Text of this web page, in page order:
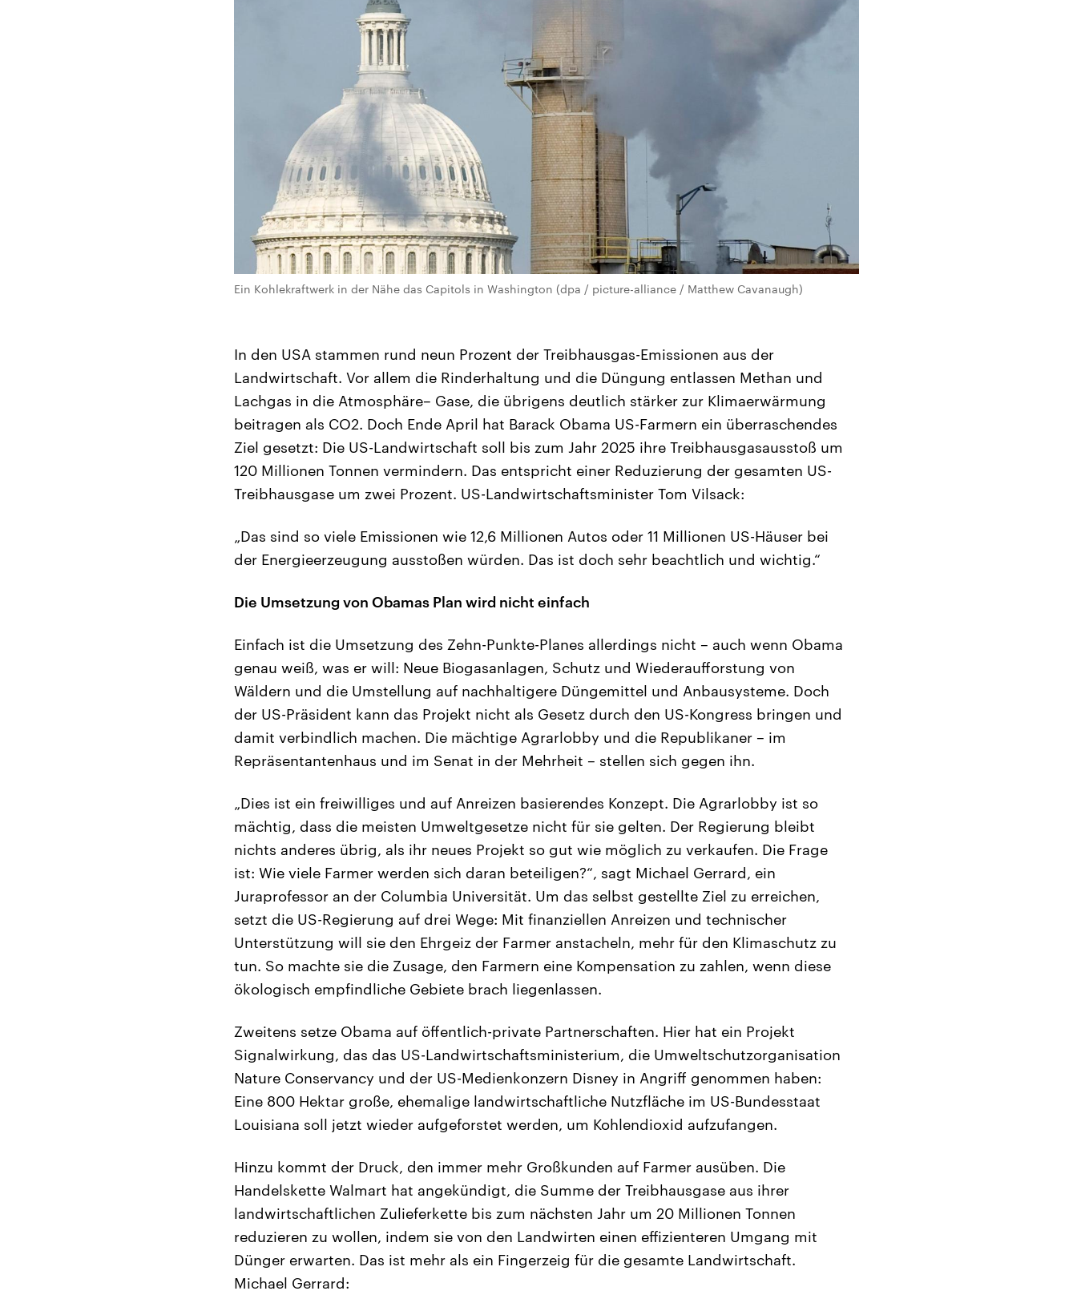
Ein Kohlekraftwerk in der Nähe das Capitols in Washington (dpa / picture-alliance / Matthew Cavanaugh)
In den USA stammen rund neun Prozent der Treibhausgas-Emissionen aus der
Landwirtschaft. Vor allem die Rinderhaltung und die Düngung entlassen Methan und
Lachgas in die Atmosphäre– Gase, die übrigens deutlich stärker zur Klimaerwärmung
beitragen als CO2. Doch Ende April hat Barack Obama US-Farmern ein überraschendes
Ziel gesetzt: Die US-Landwirtschaft soll bis zum Jahr 2025 ihre Treibhausgasausstoß um
120 Millionen Tonnen vermindern. Das entspricht einer Reduzierung der gesamten US-
Treibhausgase um zwei Prozent. US-Landwirtschaftsminister Tom Vilsack:
„Das sind so viele Emissionen wie 12,6 Millionen Autos oder 11 Millionen US-Häuser bei
der Energieerzeugung ausstoßen würden. Das ist doch sehr beachtlich und wichtig.“
Die Umsetzung von Obamas Plan wird nicht einfach
Einfach ist die Umsetzung des Zehn-Punkte-Planes allerdings nicht – auch wenn Obama
genau weiß, was er will: Neue Biogasanlagen, Schutz und Wiederaufforstung von
Wäldern und die Umstellung auf nachhaltigere Düngemittel und Anbausysteme. Doch
der US-Präsident kann das Projekt nicht als Gesetz durch den US-Kongress bringen und
damit verbindlich machen. Die mächtige Agrarlobby und die Republikaner – im
Repräsentantenhaus und im Senat in der Mehrheit – stellen sich gegen ihn.
„Dies ist ein freiwilliges und auf Anreizen basierendes Konzept. Die Agrarlobby ist so
mächtig, dass die meisten Umweltgesetze nicht für sie gelten. Der Regierung bleibt
nichts anderes übrig, als ihr neues Projekt so gut wie möglich zu verkaufen. Die Frage
ist: Wie viele Farmer werden sich daran beteiligen?“, sagt Michael Gerrard, ein
Juraprofessor an der Columbia Universität. Um das selbst gestellte Ziel zu erreichen,
setzt die US-Regierung auf drei Wege: Mit finanziellen Anreizen und technischer
Unterstützung will sie den Ehrgeiz der Farmer anstacheln, mehr für den Klimaschutz zu
tun. So machte sie die Zusage, den Farmern eine Kompensation zu zahlen, wenn diese
ökologisch empfindliche Gebiete brach liegenlassen.
Zweitens setze Obama auf öffentlich-private Partnerschaften. Hier hat ein Projekt
Signalwirkung, das das US-Landwirtschaftsministerium, die Umweltschutzorganisation
Nature Conservancy und der US-Medienkonzern Disney in Angriff genommen haben:
Eine 800 Hektar große, ehemalige landwirtschaftliche Nutzfläche im US-Bundesstaat
Louisiana soll jetzt wieder aufgeforstet werden, um Kohlendioxid aufzufangen.
Hinzu kommt der Druck, den immer mehr Großkunden auf Farmer ausüben. Die
Handelskette Walmart hat angekündigt, die Summe der Treibhausgase aus ihrer
landwirtschaftlichen Zulieferkette bis zum nächsten Jahr um 20 Millionen Tonnen
reduzieren zu wollen, indem sie von den Landwirten einen effizienteren Umgang mit
Dünger erwarten. Das ist mehr als ein Fingerzeig für die gesamte Landwirtschaft.
Michael Gerrard: